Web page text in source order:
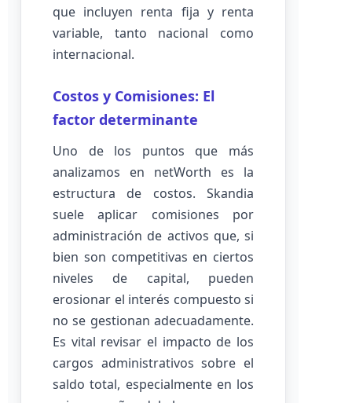
que incluyen renta fija y renta
variable, tanto nacional como
internacional.
Costos y Comisiones: El
factor determinante
Uno de los puntos que más
analizamos en netWorth es la
estructura de costos. Skandia
suele aplicar comisiones por
administración de activos que, si
bien son competitivas en ciertos
niveles de capital, pueden
erosionar el interés compuesto si
no se gestionan adecuadamente.
Es vital revisar el impacto de los
cargos administrativos sobre el
saldo total, especialmente en los